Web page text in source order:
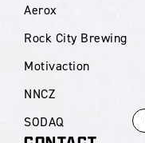
Aerox
Rock City Brewing
Motivaction
NNCZ
SODAQ